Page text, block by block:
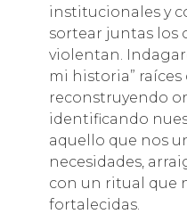
institucionales y
sortear juntas los
violentan.
mi historia”
reconstruyendo
identificando
aquello que nos
necesidades,
con un ritual que
fortalecidas.